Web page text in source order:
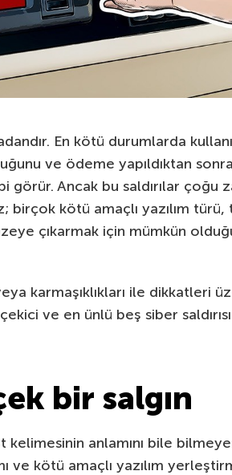
En kötü durumlarda
ve ödeme yapıldıktan sonra
Ancak bu saldırılar çoğu
kötü amaçlı yazılım türü,
çıkarmak için mümkün
karmaşıklıkları ile dikkatleri
ve en ünlü beş siber
bir salgın
kelimesinin anlamını bile
ve kötü amaçlı yazılım